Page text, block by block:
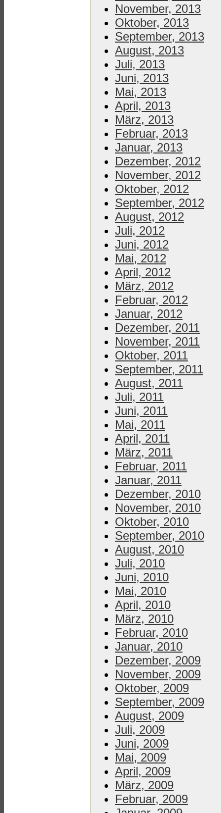
November, 2013
Oktober, 2013
September, 2013
August, 2013
Juli, 2013
Juni, 2013
Mai, 2013
April, 2013
März, 2013
Februar, 2013
Januar, 2013
Dezember, 2012
November, 2012
Oktober, 2012
September, 2012
August, 2012
Juli, 2012
Juni, 2012
Mai, 2012
April, 2012
März, 2012
Februar, 2012
Januar, 2012
Dezember, 2011
November, 2011
Oktober, 2011
September, 2011
August, 2011
Juli, 2011
Juni, 2011
Mai, 2011
April, 2011
März, 2011
Februar, 2011
Januar, 2011
Dezember, 2010
November, 2010
Oktober, 2010
September, 2010
August, 2010
Juli, 2010
Juni, 2010
Mai, 2010
April, 2010
März, 2010
Februar, 2010
Januar, 2010
Dezember, 2009
November, 2009
Oktober, 2009
September, 2009
August, 2009
Juli, 2009
Juni, 2009
Mai, 2009
April, 2009
März, 2009
Februar, 2009